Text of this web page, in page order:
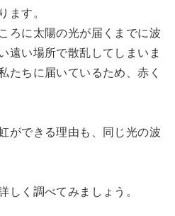
ます。
ろに太陽の光が届くまでに波
遠い場所で散乱してしまいま
たちに届いているため、赤く
ができる理由も、同じ光の波
しく調べてみましょう。